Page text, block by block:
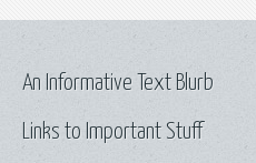
Links to Important Stuff
An Informative Text Blurb